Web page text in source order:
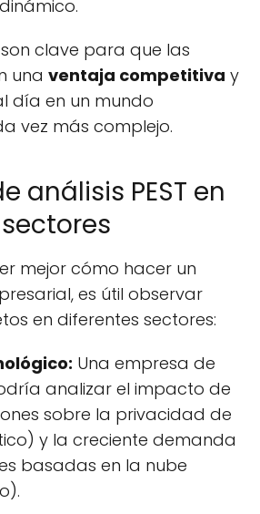
clave para que las
una ventaja competitiva y
día en un mundo
vez más complejo.
análisis PEST en
mejor cómo hacer un
es útil observar
en diferentes sectores:
Una empresa de
analizar el impacto de
sobre la privacidad de
y la creciente demanda
basadas en la nube